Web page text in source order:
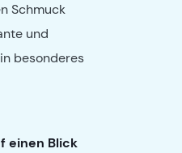
Schmuck
und
besonderes
einen Blick